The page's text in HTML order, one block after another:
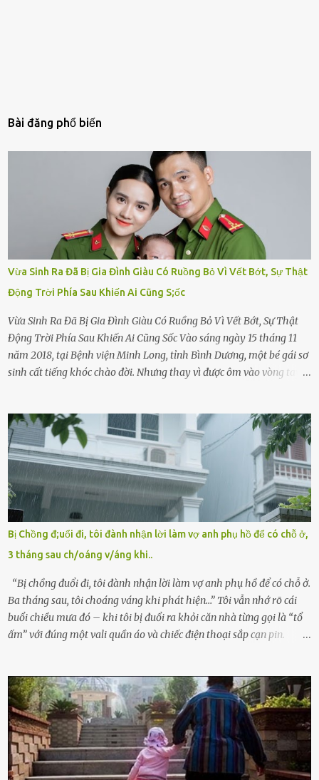
Bài đăng phổ biến
Vừa Sinh Ra Đã Bị Gia Đình Giàu Có Ruồng Bỏ Vì Vết Bớt, Sự Thật
Động Trời Phía Sau Khiến Ai Cũng S;ốc
Vừa Sinh Ra Đã Bị Gia Đình Giàu Có Ruồng Bỏ Vì Vết Bớt, Sự Thật
Động Trời Phía Sau Khiến Ai Cũng Sốc Vào sáng ngày 15 tháng 11
năm 2018, tại Bệnh viện Minh Long, tỉnh Bình Dương, một bé gái sơ
sinh cất tiếng khóc chào đời. Nhưng thay vì được ôm vào vòng tay
hảo, địa vị cao sang của ông Trần Quốc Tùng xem như điềm gở. Ông
Tùng, một doanh nhân quyền lực có tiếng ở Bình Dương, cùng vợ là
bà Đỗ Thị Nga, lập tức ra quyết định nhẫn tâm: bỏ lại đứa trẻ. Họ
viện cớ “không đủ khả năng nuôi dưỡng” và ký vào giấy từ chối
quyền giám hộ, yêu cầu bệnh viện xử lý bé như một trường hợp bị
bỏ rơi. Trong khi ấy, con gái ruột của họ – Trần Lệ Mi – vẫn đang
mê man sau sinh, hoàn toàn không hay biết chuyện gì xảy ra.
Thiếu úy Nguyễn Thị Mai, một nữ cảnh sát công tác tại địa phương,
tình cờ chứng kiến giây phút bé bị đưa đi trong lặng lẽ. Nét mặt đỏ
hỏn, bàn tay bé xíu co quắp, ...
Bị Chồng đ;uổi đi, tôi đành nhận lời làm vợ anh phụ hồ để có chỗ ở,
3 tháng sau ch/oáng v/áng khi..
“Bị chồng đuổi đi, tôi đành nhận lời làm vợ anh phụ hồ để có chỗ ở.
Ba tháng sau, tôi choáng váng khi phát hiện…” Tôi vẫn nhớ rõ cái
buổi chiều mưa đó – khi tôi bị đuổi ra khỏi căn nhà từng gọi là “tổ
ấm” với đúng một vali quần áo và chiếc điện thoại sắp cạn pin.
cưới cô để có con. Không phải để nuôi một cái thân bất tài chỉ biết
khóc lóc,” anh ta gằn giọng, đẩy mạnh cánh cửa trước mặt tôi.
Tiếng cánh cửa đóng lại, vang lên như một bản án lạnh lùng. Tôi
đứng chết lặng giữa cơn mưa, không biết đi đâu, về đâu. Bố mẹ tôi
mất sớm. Tôi chẳng có anh chị em. Họ hàng cũng thưa thớt, chẳng
ai thân thiết đến mức có thể mở lòng cho tôi tá túc. Bạn bè? Ai cũng